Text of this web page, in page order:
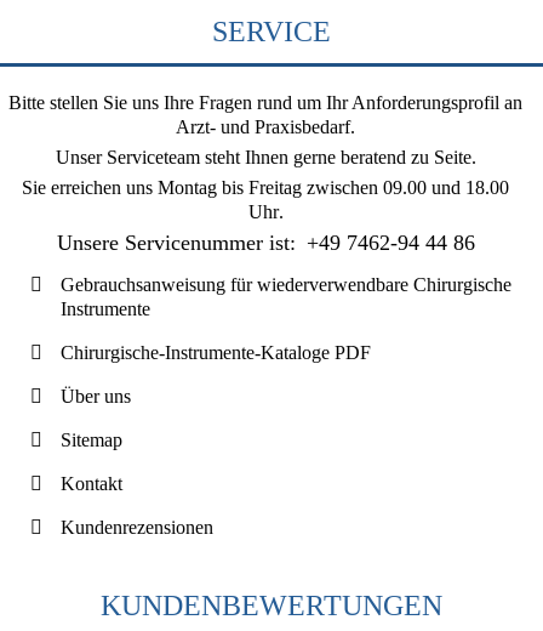
SERVICE
Bitte stellen Sie uns Ihre Fragen rund um Ihr Anforderungsprofil an
Arzt- und Praxisbedarf.
Unser Serviceteam steht Ihnen gerne beratend zu Seite.
Sie erreichen uns Montag bis Freitag zwischen 09.00 und 18.00
Uhr.
Unsere Servicenummer ist: +49 7462-94 44 86
Gebrauchsanweisung für wiederverwendbare Chirurgische
Instrumente
Chirurgische-Instrumente-Kataloge PDF
Über uns
Sitemap
Kontakt
Kundenrezensionen
KUNDENBEWERTUNGEN